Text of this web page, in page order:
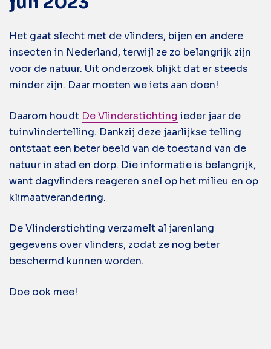
Het gaat slecht met de vlinders, bijen en andere
insecten in Nederland, terwijl ze zo belangrijk zijn
voor de natuur. Uit onderzoek blijkt dat er steeds
minder zijn. Daar moeten we iets aan doen!
Daarom houdt De Vlinderstichting ieder jaar de
tuinvlindertelling. Dankzij deze jaarlijkse telling
ontstaat een beter beeld van de toestand van de
natuur in stad en dorp. Die informatie is belangrijk,
want dagvlinders reageren snel op het milieu en op
klimaatverandering.
De Vlinderstichting verzamelt al jarenlang
gegevens over vlinders, zodat ze nog beter
beschermd kunnen worden.
Doe ook mee!